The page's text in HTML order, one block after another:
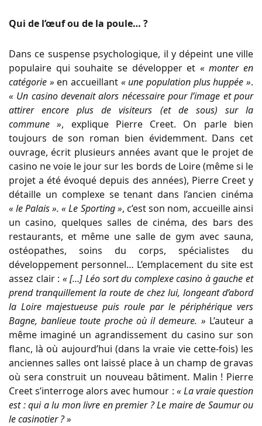
Qui de l’œuf ou de la poule… ?
Dans ce suspense psychologique, il y dépeint une ville
populaire qui souhaite se développer et « monter en
catégorie » en accueillant « une population plus huppée ».
« Un casino devenait alors nécessaire pour l’image et pour
attirer encore plus de visiteurs (et de sous) sur la
commune », explique Pierre Creet. On parle bien
toujours de son roman bien évidemment. Dans cet
ouvrage, écrit plusieurs années avant que le projet de
casino ne voie le jour sur les bords de Loire (même si le
projet a été évoqué depuis des années), Pierre Creet y
détaille un complexe se tenant dans l’ancien cinéma
« le Palais ». « Le Sporting », c’est son nom, accueille ainsi
un casino, quelques salles de cinéma, des bars des
restaurants, et même une salle de gym avec sauna,
ostéopathes, soins du corps, spécialistes du
développement personnel… L’emplacement du site est
assez clair : « […] Léo sort du complexe casino à gauche et
prend tranquillement la route de chez lui, longeant d’abord
la Loire majestueuse puis roule par le périphérique vers
Bagne, banlieue toute proche où il demeure. » L’auteur a
même imaginé un agrandissement du casino sur son
flanc, là où aujourd’hui (dans la vraie vie cette-fois) les
anciennes salles ont laissé place à un champ de gravas
où sera construit un nouveau bâtiment. Malin ! Pierre
Creet s’interroge alors avec humour : « La vraie question
est : qui a lu mon livre en premier ? Le maire de Saumur ou
le casinotier ? »